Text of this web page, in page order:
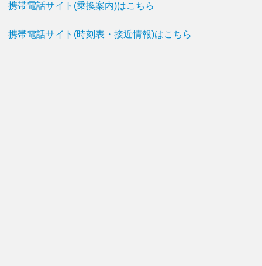
携帯電話サイト(乗換案内)はこちら
携帯電話サイト(時刻表・接近情報)はこちら